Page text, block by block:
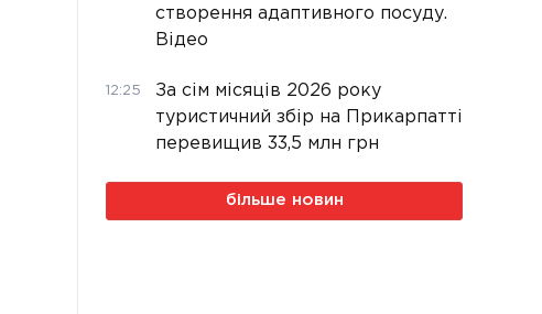
створення адаптивного посуду.
Відео
12:25
За сім місяців 2026 року
туристичний збір на Прикарпатті
перевищив 33,5 млн грн
більше новин